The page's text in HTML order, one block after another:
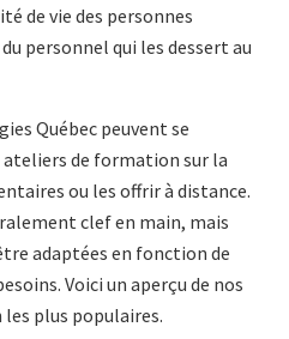
de vie des personnes
personnel qui les dessert au
Québec peuvent se
de formation sur la
ou les offrir à distance.
clef en main, mais
adaptées en fonction de
Voici un aperçu de nos
plus populaires.